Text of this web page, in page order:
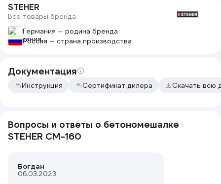
STEHER
Все товары бренда
Германия — родина бренда
Россия — страна производства
Документация
Инструкция Сертификат дилера Скачать всю
Вопросы и ответы о бетономешалке
STEHER CM-160
Богдан
06.03.2023